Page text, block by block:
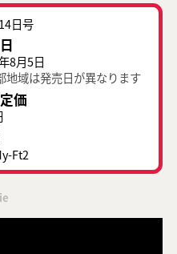
日号
8月5日
地域は発売日が異なります
価
Ft2